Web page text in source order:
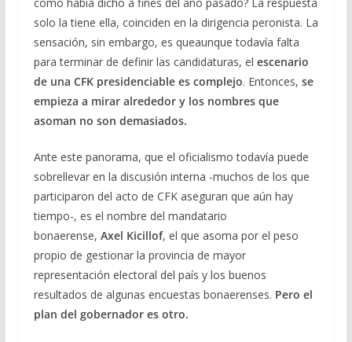
solo la tiene ella, coinciden en la dirigencia peronista. La
sensación, sin embargo, es queaunque todavía falta
para terminar de definir las candidaturas, el escenario
de una CFK presidenciable es complejo. Entonces, se
empieza a mirar alrededor y los nombres que
asoman no son demasiados.
Ante este panorama, que el oficialismo todavía puede
sobrellevar en la discusión interna -muchos de los que
participaron del acto de CFK aseguran que aún hay
tiempo-, es el nombre del mandatario
bonaerense, Axel Kicillof, el que asoma por el peso
propio de gestionar la provincia de mayor
representación electoral del país y los buenos
resultados de algunas encuestas bonaerenses. Pero el
plan del gobernador es otro.